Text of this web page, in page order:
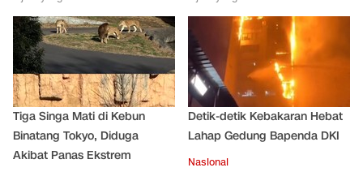
Tiga Singa Mati di Kebun
Binatang Tokyo, Diduga
Akibat Panas Ekstrem
Detik-detik Kebakaran Hebat
Lahap Gedung Bapenda DKI
Nasional